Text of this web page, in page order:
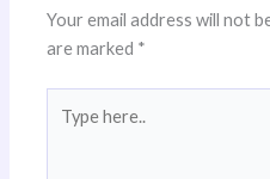
Your email address will not
are marked *
here..